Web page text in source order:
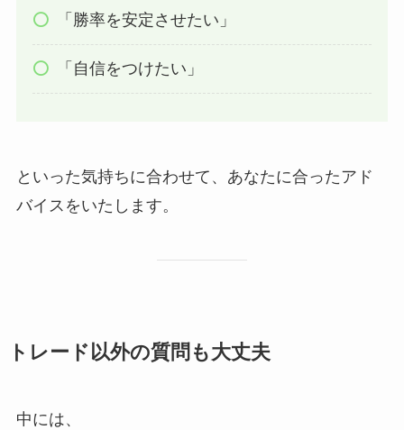
「勝率を安定させたい」
「自信をつけたい」
といった気持ちに合わせて、あなたに合ったアド
バイスをいたします。
トレード以外の質問も大丈夫
中には、